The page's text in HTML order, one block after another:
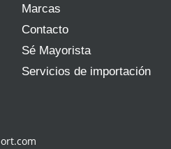
Marcas
Contacto
Sé Mayorista
Servicios de importación